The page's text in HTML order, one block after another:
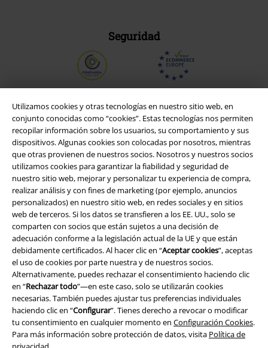
Utilizamos cookies y otras tecnologías en nuestro sitio web, en
conjunto conocidas como “cookies”. Estas tecnologías nos permiten
recopilar información sobre los usuarios, su comportamiento y sus
dispositivos. Algunas cookies son colocadas por nosotros, mientras
que otras provienen de nuestros socios. Nosotros y nuestros socios
utilizamos cookies para garantizar la fiabilidad y seguridad de
nuestro sitio web, mejorar y personalizar tu experiencia de compra,
realizar análisis y con fines de marketing (por ejemplo, anuncios
personalizados) en nuestro sitio web, en redes sociales y en sitios
web de terceros. Si los datos se transfieren a los EE. UU., solo se
comparten con socios que están sujetos a una decisión de
adecuación conforme a la legislación actual de la UE y que están
debidamente certificados. Al hacer clic en “Aceptar cookies”, aceptas
el uso de cookies por parte nuestra y de nuestros socios.
Alternativamente, puedes rechazar el consentimiento haciendo clic
en “Rechazar todo”—en este caso, solo se utilizarán cookies
necesarias. También puedes ajustar tus preferencias individuales
haciendo clic en “Configurar”. Tienes derecho a revocar o modificar
tu consentimiento en cualquier momento en Configuración Cookies.
Para más información sobre protección de datos, visita Política de
Seguridad
Legal
Términos y Condiciones
Aviso Legal
Ley protección de datos
Eliminación de residuos y protección del medioambiente
Declaración de Conformidad